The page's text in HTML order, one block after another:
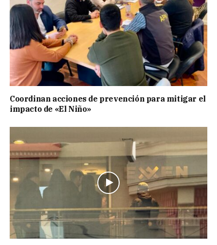
Coordinan acciones de prevención para mitigar el
impacto de «El Niño»